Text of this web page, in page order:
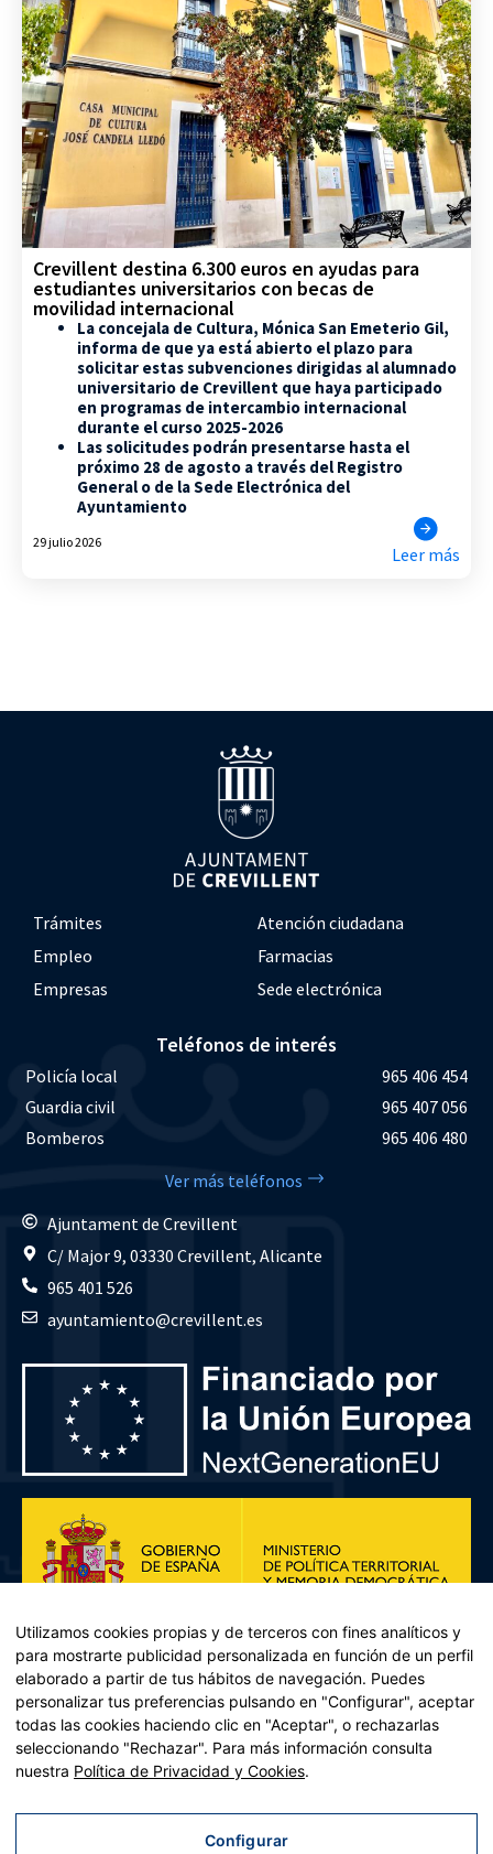
Crevillent destina 6.300 euros en ayudas para
estudiantes universitarios con becas de
movilidad internacional
La concejala de Cultura, Mónica San Emeterio Gil,
informa de que ya está abierto el plazo para
solicitar estas subvenciones dirigidas al alumnado
universitario de Crevillent que haya participado
en programas de intercambio internacional
durante el curso 2025-2026
Las solicitudes podrán presentarse hasta el
próximo 28 de agosto a través del Registro
General o de la Sede Electrónica del
Ayuntamiento
29 julio 2026
Leer más
Trámites
Atención ciudadana
Empleo
Farmacias
Empresas
Sede electrónica
Teléfonos de interés
Policía local
965 406 454
Guardia civil
965 407 056
Bomberos
965 406 480
Ver más teléfonos
Ajuntament de Crevillent
C/ Major 9, 03330 Crevillent, Alicante
965 401 526
ayuntamiento@crevillent.es
Plan de Recuperación, Transformación y Resiliencia – Financiado por
Recuperación y resiliencia, establecido por el Reglamento (UE)
2021/241 del Parlamento Europeo y del Consejo, de 12 de febrero
Utilizamos cookies propias y de terceros con fines analíticos y
para mostrarte publicidad personalizada en función de un perfil
elaborado a partir de tus hábitos de navegación. Puedes
personalizar tus preferencias pulsando en "Configurar", aceptar
todas las cookies haciendo clic en "Aceptar", o rechazarlas
seleccionando "Rechazar". Para más información consulta
nuestra Política de Privacidad y Cookies.
Configurar